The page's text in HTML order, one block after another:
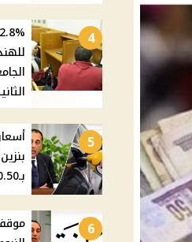
4
5
بـ20.50 جنيه
6